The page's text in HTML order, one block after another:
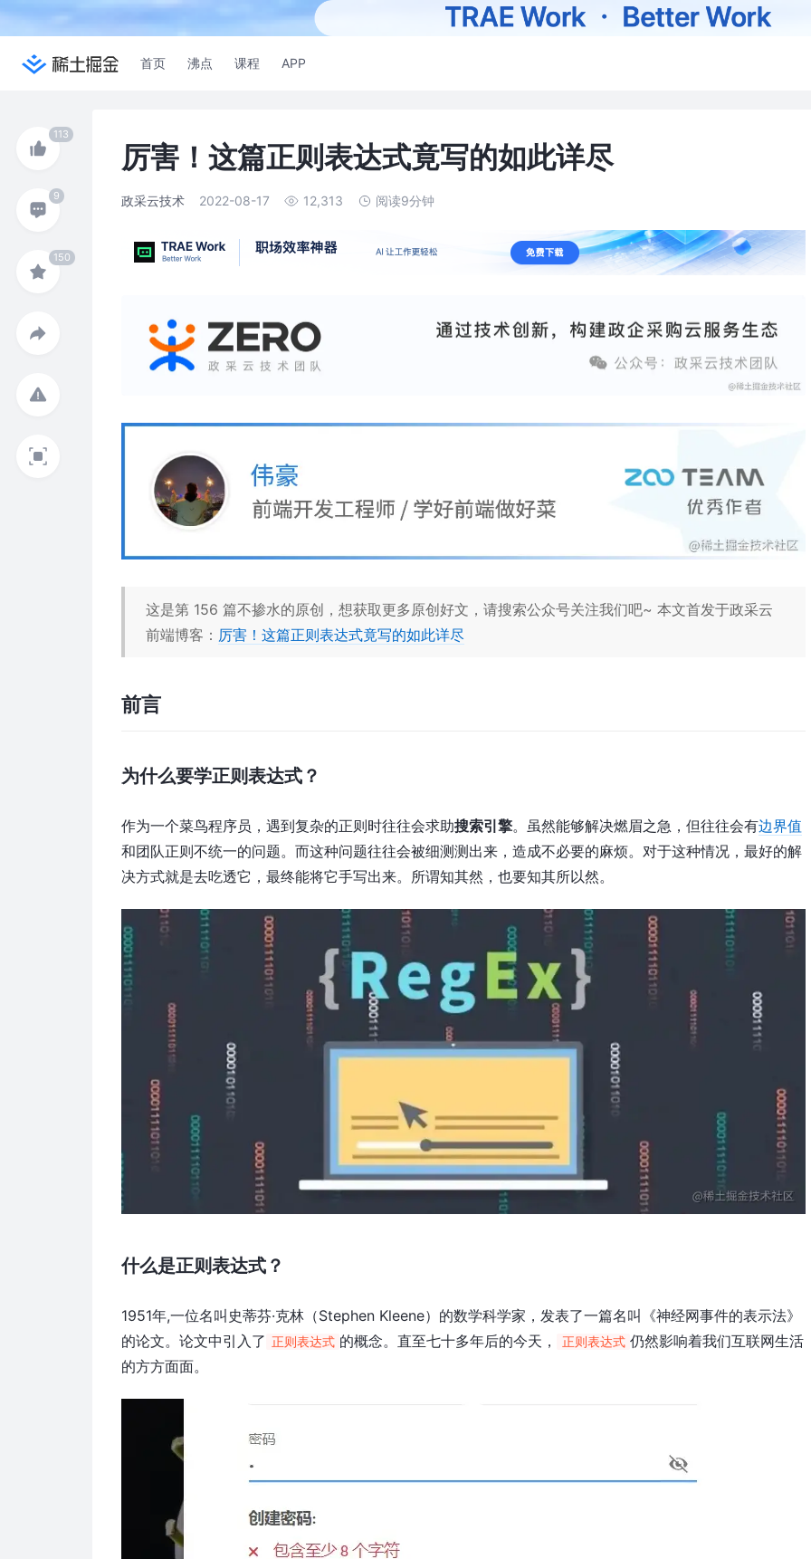
首页 沸点 课程 APP
厉害！这篇正则表达式竟写的如此详尽
政采云技术 2022-08-17 12,313 阅读9分钟
这是第 156 篇不掺水的原创，想获取更多原创好文，请搜索公众号关注我们吧~ 本文首发于政采云
前端博客： 厉害！这篇正则表达式竟写的如此详尽
前言
为什么要学正则表达式？
作为一个菜鸟程序员，遇到复杂的正则时往往会求助搜索引擎。虽然能够解决燃眉之急，但往往会有边界值
和团队正则不统一的问题。而这种问题往往会被细测测出来，造成不必要的麻烦。对于这种情况，最好的解
决方式就是去吃透它，最终能将它手写出来。所谓知其然，也要知其所以然。
什么是正则表达式？
1951年,一位名叫史蒂芬·克林（Stephen Kleene）的数学科学家，发表了一篇名叫《神经网事件的表示法》
的论文。论文中引入了 正则表达式 的概念。直至七十多年后的今天， 正则表达式 仍然影响着我们互联网生活
的方方面面。